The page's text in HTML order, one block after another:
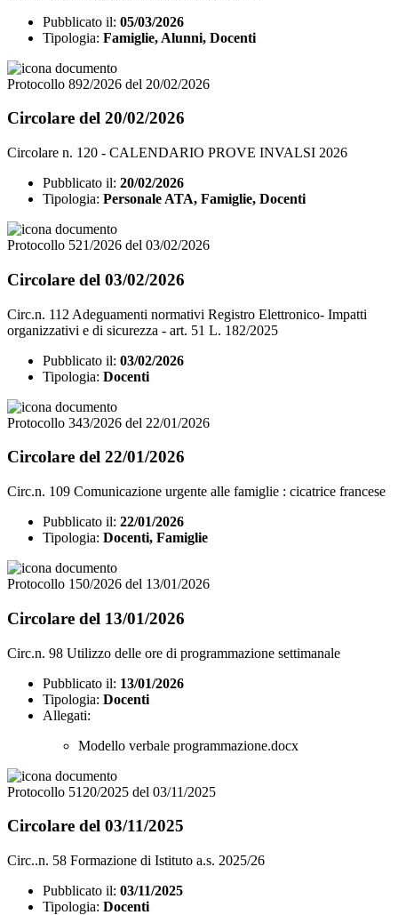
Pubblicato il: 05/03/2026
Tipologia: Famiglie, Alunni, Docenti
Protocollo 892/2026 del 20/02/2026
Circolare del 20/02/2026
Circolare n. 120 - CALENDARIO PROVE INVALSI 2026
Pubblicato il: 20/02/2026
Tipologia: Personale ATA, Famiglie, Docenti
Protocollo 521/2026 del 03/02/2026
Circolare del 03/02/2026
Circ.n. 112 Adeguamenti normativi Registro Elettronico- Impatti
organizzativi e di sicurezza - art. 51 L. 182/2025
Pubblicato il: 03/02/2026
Tipologia: Docenti
Protocollo 343/2026 del 22/01/2026
Circolare del 22/01/2026
Circ.n. 109 Comunicazione urgente alle famiglie : cicatrice francese
Pubblicato il: 22/01/2026
Tipologia: Docenti, Famiglie
Protocollo 150/2026 del 13/01/2026
Circolare del 13/01/2026
Circ.n. 98 Utilizzo delle ore di programmazione settimanale
Pubblicato il: 13/01/2026
Tipologia: Docenti
Allegati:
Modello verbale programmazione.docx
Protocollo 5120/2025 del 03/11/2025
Circolare del 03/11/2025
Circ..n. 58 Formazione di Istituto a.s. 2025/26
Pubblicato il: 03/11/2025
Tipologia: Docenti